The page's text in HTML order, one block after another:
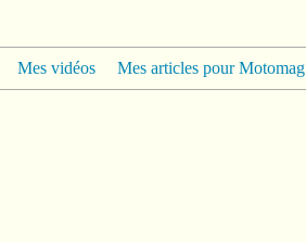
Mes vidéos Mes articles pour Motomag